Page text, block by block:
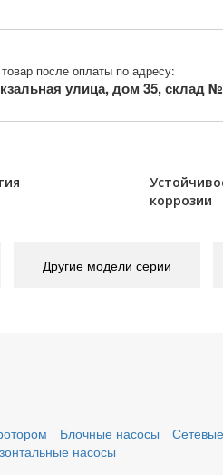
после оплаты по адресу:
улица, дом 35, склад
коррозии
Другие модели серии
Блочные насосы
насосы